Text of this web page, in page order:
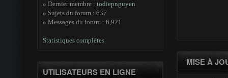
» Dernier membre : todiepnguyen
» Sujets du forum : 637
» Messages du forum : 6,921
Statistiques complètes
UTILISATEURS EN LIGNE
MISE À